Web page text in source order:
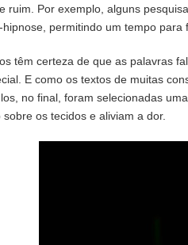
ruim. Por exemplo, alguns
hipnose, permitindo um tempo para
têm certeza de que as palavras
E como os textos de muitas
no final, foram selecionadas
sobre os tecidos e aliviam a dor.